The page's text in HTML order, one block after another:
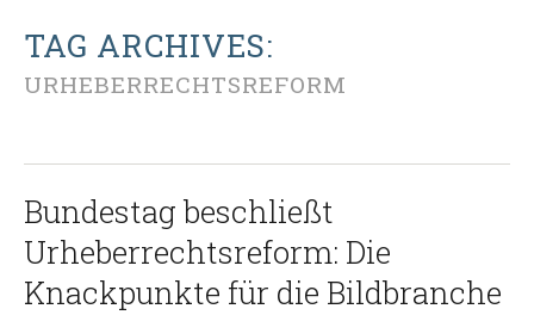
TAG ARCHIVES:
URHEBERRECHTSREFORM
Bundestag beschließt
Urheberrechtsreform: Die
Knackpunkte für die Bildbranche